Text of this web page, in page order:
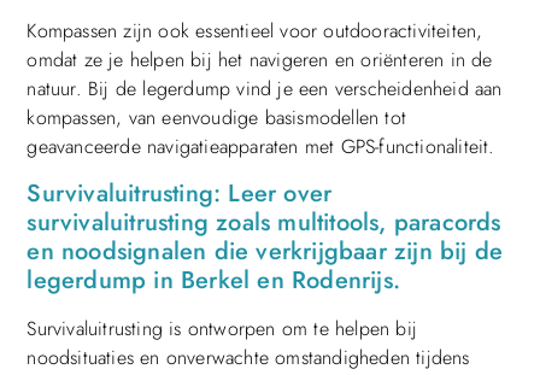
Kompassen zijn ook essentieel voor outdooractiviteiten,
omdat ze je helpen bij het navigeren en oriënteren in de
natuur. Bij de legerdump vind je een verscheidenheid aan
kompassen, van eenvoudige basismodellen tot
geavanceerde navigatieapparaten met GPS-functionaliteit.
Survivaluitrusting: Leer over
survivaluitrusting zoals multitools, paracords
en noodsignalen die verkrijgbaar zijn bij de
legerdump in Berkel en Rodenrijs.
Survivaluitrusting is ontworpen om te helpen bij
noodsituaties en onverwachte omstandigheden tijdens